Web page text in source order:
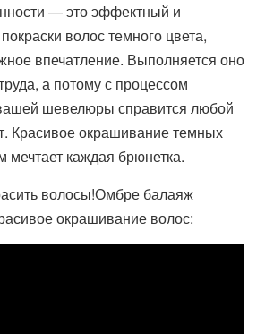
— это эффектный и
волос темного цвета,
впечатление. Выполняется оно
а потому с процессом
шевелюры справится любой
Красивое окрашивание темных
мечтает каждая брюнетка.
волосы!Омбре балаяж
окрашивание волос: